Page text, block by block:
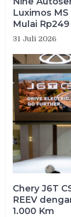
Luximos MS
Mulai
31 Juli 2026
Chery J6T
REEV
1.000 Km